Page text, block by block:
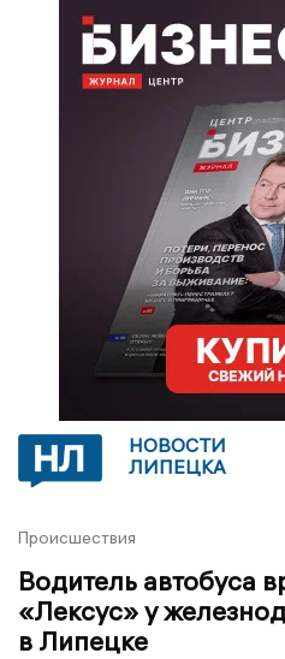
НОВОСТИ
ЛИПЕЦКА
Происшествия
Водитель автобуса
«Лексус» у
в Липецке